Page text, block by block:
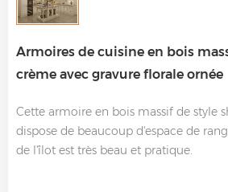
Armoires de cuisine en bois
crème avec gravure florale ornée
Cette armoire en bois massif de style
dispose de beaucoup d'espace de
de l'îlot est très beau et pratique.